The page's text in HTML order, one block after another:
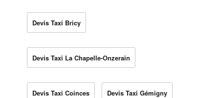
Devis Taxi Bricy
Devis Taxi La Chapelle-Onzerain
Devis Taxi Coinces Devis Taxi Gémigny